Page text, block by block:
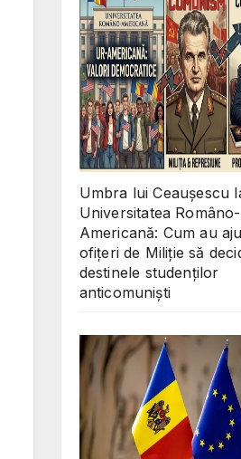
Umbra lui Ceaușescu
Universitatea Româno-
Americană: Cum au
ofițeri de Miliție să
destinele studenților
anticomuniști